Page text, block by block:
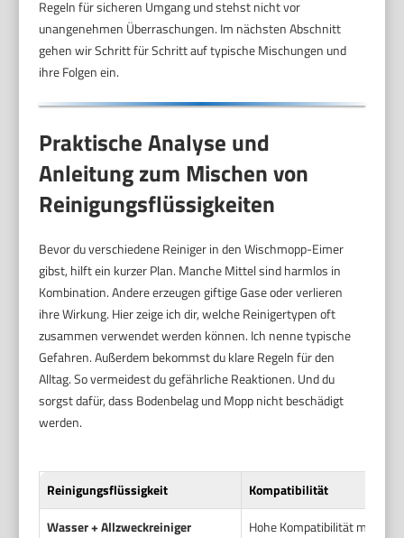
Regeln für sicheren Umgang und stehst nicht vor
unangenehmen Überraschungen. Im nächsten Abschnitt
gehen wir Schritt für Schritt auf typische Mischungen und
ihre Folgen ein.
Praktische Analyse und
Anleitung zum Mischen von
Reinigungsflüssigkeiten
Bevor du verschiedene Reiniger in den Wischmopp-Eimer
gibst, hilft ein kurzer Plan. Manche Mittel sind harmlos in
Kombination. Andere erzeugen giftige Gase oder verlieren
ihre Wirkung. Hier zeige ich dir, welche Reinigertypen oft
zusammen verwendet werden können. Ich nenne typische
Gefahren. Außerdem bekommst du klare Regeln für den
Alltag. So vermeidest du gefährliche Reaktionen. Und du
sorgst dafür, dass Bodenbelag und Mopp nicht beschädigt
werden.
Reinigungsflüssigkeit
Kompatibilität
Wasser + Allzweckreiniger
Hohe Kompatibilität mit